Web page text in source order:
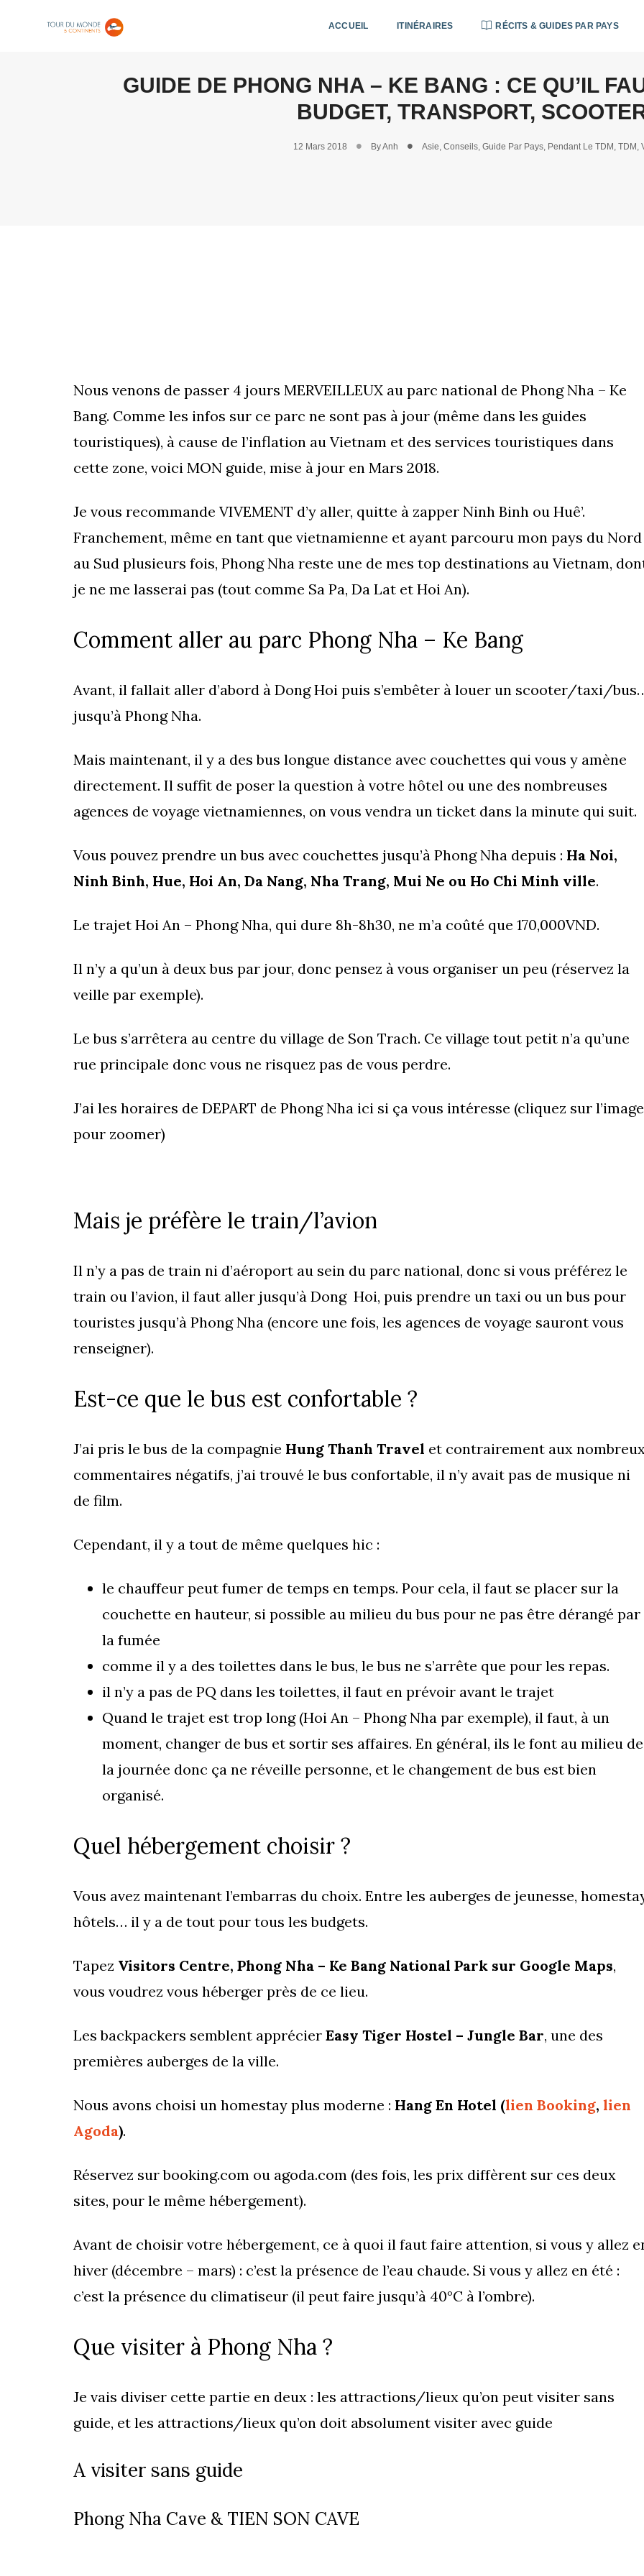
ACCUEIL ITINÉRAIRES RÉCITS & GUIDES PAR PAYS
GUIDE DE PHONG NHA – KE BANG : CE QU’IL
BUDGET, TRANSPORT,
12 Mars 2018 ByAnh Asie, Conseils, Guide Par Pays, Pendant Le TDM , TDM ,
Nous venons de passer 4 jours MERVEILLEUX au parc national de Phong Nha – Ke
Bang. Comme les infos sur ce parc ne sont pas à jour (même dans les guides
touristiques), à cause de l’inflation au Vietnam et des services touristiques dans
cette zone, voici MON guide, mise à jour en Mars 2018.
Je vous recommande VIVEMENT d’y aller, quitte à zapper Ninh Binh ou Huê’.
Franchement, même en tant que vietnamienne et ayant parcouru mon pays du Nord
au Sud plusieurs fois, Phong Nha reste une de mes top destinations au Vietnam,
je ne me lasserai pas (tout comme Sa Pa, Da Lat et Hoi An).
Comment aller au parc Phong Nha – Ke Bang
Avant, il fallait aller d’abord à Dong Hoi puis s’embêter à louer un scooter/taxi/
jusqu’à Phong Nha.
Mais maintenant, il y a des bus longue distance avec couchettes qui vous y amène
directement. Il suffit de poser la question à votre hôtel ou une des nombreuses
agences de voyage vietnamiennes, on vous vendra un ticket dans la minute qui suit.
Vous pouvez prendre un bus avec couchettes jusqu’à Phong Nha depuis : Ha Noi,
Ninh Binh, Hue, Hoi An, Da Nang, Nha Trang, Mui Ne ou Ho Chi Minh ville.
Le trajet Hoi An – Phong Nha, qui dure 8h-8h30, ne m’a coûté que 170,000VND.
Il n’y a qu’un à deux bus par jour, donc pensez à vous organiser un peu (réservez la
veille par exemple).
Le bus s’arrêtera au centre du village de Son Trach. Ce village tout petit n’a qu’une
rue principale donc vous ne risquez pas de vous perdre.
J’ai les horaires de DEPART de Phong Nha ici si ça vous intéresse (cliquez sur l’image
pour zoomer)
Mais je préfère le train/l’avion
Il n’y a pas de train ni d’aéroport au sein du parc national, donc si vous préférez le
train ou l’avion, il faut aller jusqu’à Dong Hoi, puis prendre un taxi ou un bus pour
touristes jusqu’à Phong Nha (encore une fois, les agences de voyage sauront vous
renseigner).
Est-ce que le bus est confortable ?
J’ai pris le bus de la compagnie Hung Thanh Travel et contrairement aux
commentaires négatifs, j’ai trouvé le bus confortable, il n’y avait pas de musique ni
de film.
Cependant, il y a tout de même quelques hic :
le chauffeur peut fumer de temps en temps. Pour cela, il faut se placer sur la
couchette en hauteur, si possible au milieu du bus pour ne pas être dérangé par
la fumée
comme il y a des toilettes dans le bus, le bus ne s’arrête que pour les repas.
il n’y a pas de PQ dans les toilettes, il faut en prévoir avant le trajet
Quand le trajet est trop long (Hoi An – Phong Nha par exemple), il faut, à un
moment, changer de bus et sortir ses affaires. En général, ils le font au milieu de
la journée donc ça ne réveille personne, et le changement de bus est bien
organisé.
Quel hébergement choisir ?
Vous avez maintenant l’embarras du choix. Entre les auberges de jeunesse,
hôtels… il y a de tout pour tous les budgets.
Tapez Visitors Centre, Phong Nha – Ke Bang National Park sur Google Maps,
vous voudrez vous héberger près de ce lieu.
Les backpackers semblent apprécier Easy Tiger Hostel – Jungle Bar, une des
premières auberges de la ville.
Nous avons choisi un homestay plus moderne : Hang En Hotel (lien Booking, lien
Agoda).
Réservez sur booking.com ou agoda.com (des fois, les prix diffèrent sur ces deux
sites, pour le même hébergement).
Avant de choisir votre hébergement, ce à quoi il faut faire attention, si vous y allez
hiver (décembre – mars) : c’est la présence de l’eau chaude. Si vous y allez en été :
c’est la présence du climatiseur (il peut faire jusqu’à 40°C à l’ombre).
Que visiter à Phong Nha ?
Je vais diviser cette partie en deux : les attractions/lieux qu’on peut visiter sans
guide, et les attractions/lieux qu’on doit absolument visiter avec guide
A visiter sans guide
Phong Nha Cave & TIEN SON CAVE